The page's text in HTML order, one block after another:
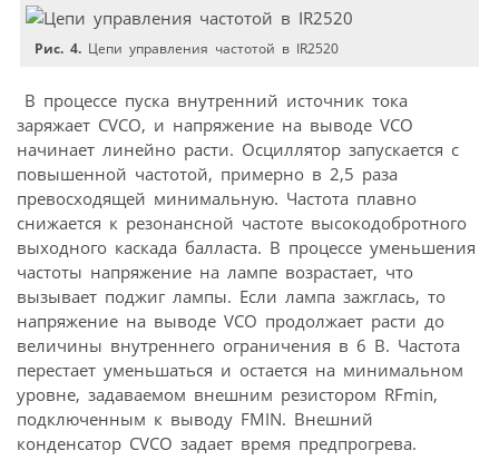
Рис. 4. Цепи управления частотой в IR2520
В процессе пуска внутренний источник тока
заряжает CVCO, и напряжение на выводе VCO
начинает линейно расти. Осциллятор запускается с
повышенной частотой, примерно в 2,5 раза
превосходящей минимальную. Частота плавно
снижается к резонансной частоте высокодобротного
выходного каскада балласта. В процессе уменьшения
частоты напряжение на лампе возрастает, что
вызывает поджиг лампы. Если лампа зажглась, то
напряжение на выводе VCO продолжает расти до
величины внутреннего ограничения в 6 В. Частота
перестает уменьшаться и остается на минимальном
уровне, задаваемом внешним резистором RFmin,
подключенным к выводу FMIN. Внешний
конденсатор CVCO задает время предпрогрева.